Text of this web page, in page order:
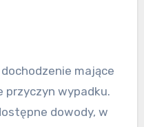
mające
przyczyn wypadku.
dowody, w